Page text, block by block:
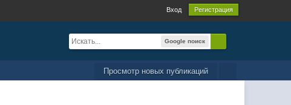
Вход Регистрация
Google поиск
Просмотр новых публикаций